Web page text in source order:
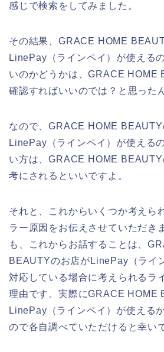
感じで検索をしてみました。
その結果、GRACE HOME
LinePay（ラインペイ）が使える
いのかどうかは、GRACE HOME
確認すればいいのでは？と思った
なので、GRACE HOME BEAUTY
LinePay（ラインペイ）が使える
い方は、GRACE HOME
考にされるといいですよ。
それと、これからいくつか考えら
ラー原因をお伝えさせていただき
も、これからお話することは、
BEAUTYのお店がLinePay（ライ
対応している場合に考えられるラ
理由です。実際にGRACE HOME
LinePay（ラインペイ）が使える
ので各自調べていただけると幸い